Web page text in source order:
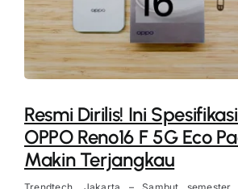
Resmi Dirilis! Ini
OPPO Reno16 F 5G Eco
Makin Terjangkau